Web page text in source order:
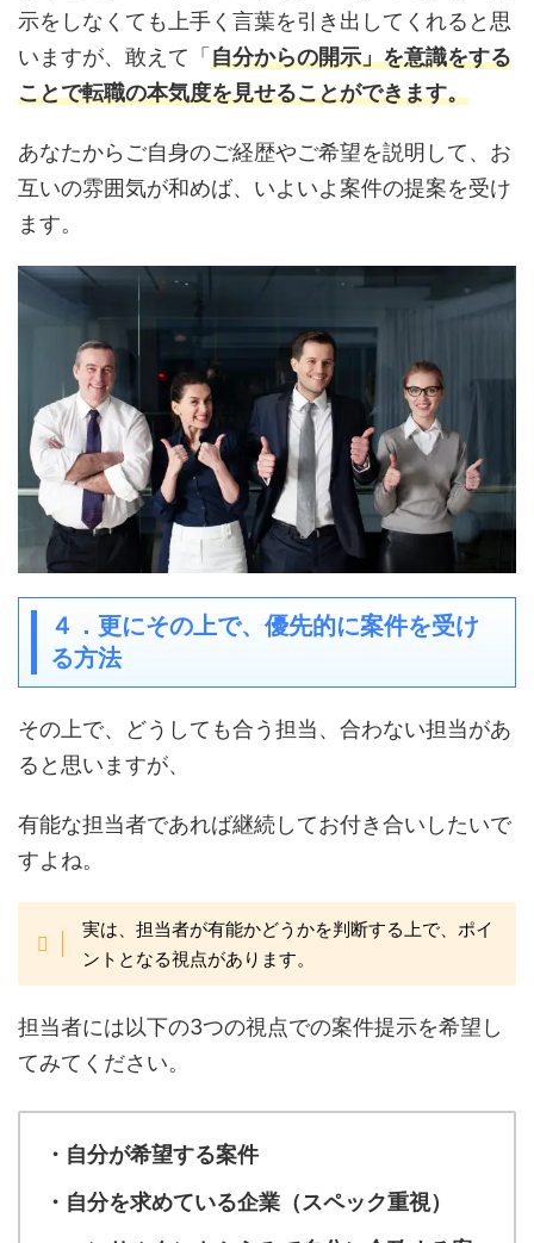
示をしなくても上手く言葉を引き出してくれると思
いますが、敢えて「 自分からの開示」を意識をする
ことで転職の本気度を見せることができます。
あなたからご自身のご経歴やご希望を説明して、お
互いの雰囲気が和めば、いよいよ案件の提案を受け
ます。
４．更にその上で、優先的に案件を受け
る方法
その上で、どうしても合う担当、合わない担当があ
ると思いますが、
有能な担当者であれば継続してお付き合いしたいで
すよね。
実は、担当者が有能かどうかを判断する上で、ポイ
ントとなる視点があります。
担当者には以下の3つの視点での案件提示を希望し
てみてください。
・自分が希望する案件
・自分を求めている企業（スペック重視）